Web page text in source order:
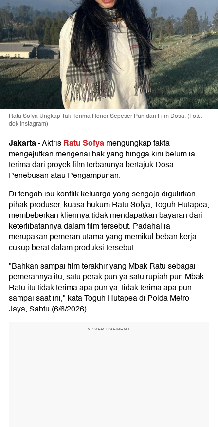
Ratu Sofya Ungkap Tak Terima Honor Sepeser Pun dari Film Dosa. (Foto:
dok Instagram)
Jakarta-AktrisRatu Sofyamengungkap fakta
mengejutkan mengenai hak yang hingga kini belum ia
terima dari proyek film terbarunya bertajuk Dosa:
Penebusan atau Pengampunan.
Di tengah isu konflik keluarga yang sengaja digulirkan
pihak produser, kuasa hukum Ratu Sofya, Toguh Hutapea,
membeberkan kliennya tidak mendapatkan bayaran dari
keterlibatannya dalam film tersebut. Padahal ia
merupakan pemeran utama yang memikul beban kerja
cukup berat dalam produksi tersebut.
"Bahkan sampai film terakhir yang Mbak Ratu sebagai
pemerannya itu, satu perak pun ya satu rupiah pun Mbak
Ratu itu tidak terima apa pun ya, tidak terima apa pun
sampai saat ini," kata Toguh Hutapea di Polda Metro
Jaya, Sabtu (6/6/2026).
ADVERTISEMENT